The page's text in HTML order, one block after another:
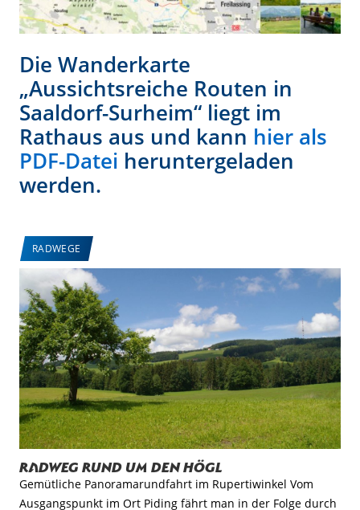
Die Wanderkarte
„Aussichtsreiche Routen in
Saaldorf-Surheim“ liegt im
Rathaus aus und kann hier als
PDF-Datei heruntergeladen
werden.
RADWEGE
Radweg rund um den Högl
Gemütliche Panoramarundfahrt im Rupertiwinkel Vom
Ausgangspunkt im Ort Piding fährt man in der Folge durch